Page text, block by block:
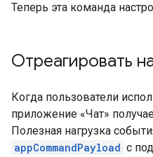
Теперь эта команда
Отреагировать
Когда пользователи
приложение «Чат»
Полезная нагрузка
appCommandPayload с